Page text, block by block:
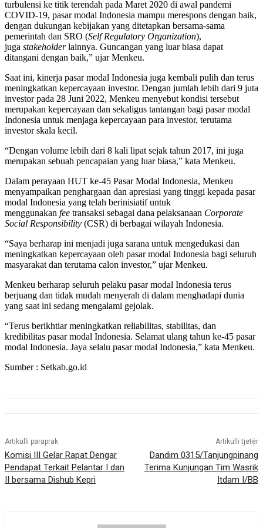
turbulensi ke titik terendah pada Maret 2020 di awal pandemi
COVID-19, pasar modal Indonesia mampu merespons dengan baik,
dengan dukungan kebijakan yang ditetapkan bersama-sama
pemerintah dan SRO (Self Regulatory Organization),
juga stakeholderlainnya. Guncangan yang luar biasa dapat
ditangani dengan baik,” ujar Menkeu.
Saat ini, kinerja pasar modal Indonesia juga kembali pulih dan terus
meningkatkan kepercayaan investor. Dengan jumlah lebih dari 9 juta
investor pada 28 Juni 2022, Menkeu menyebut kondisi tersebut
merupakan kepercayaan dan sekaligus tantangan bagi pasar modal
Indonesia untuk menjaga kepercayaan para investor, terutama
investor skala kecil.
“Dengan volume lebih dari 8 kali lipat sejak tahun 2017, ini juga
merupakan sebuah pencapaian yang luar biasa,” kata Menkeu.
Dalam perayaan HUT ke-45 Pasar Modal Indonesia, Menkeu
menyampaikan penghargaan dan apresiasi yang tinggi kepada pasar
modal Indonesia yang telah berinisiatif untuk
menggunakan fee transaksi sebagai dana pelaksanaan Corporate
Social Responsibility (CSR) di berbagai wilayah Indonesia.
“Saya berharap ini menjadi juga sarana untuk mengedukasi dan
meningkatkan kepercayaan oleh pasar modal Indonesia bagi seluruh
masyarakat dan terutama calon investor,” ujar Menkeu.
Menkeu berharap seluruh pelaku pasar modal Indonesia terus
berjuang dan tidak mudah menyerah di dalam menghadapi dunia
yang saat ini sedang mengalami gejolak.
“Terus berikhtiar meningkatkan reliabilitas, stabilitas, dan
kredibilitas pasar modal Indonesia. Selamat ulang tahun ke-45 pasar
modal Indonesia. Jaya selalu pasar modal Indonesia,” kata Menkeu.
Sumber : Setkab.go.id
Artikulli paraprak
Komisi III Gelar Rapat Dengar
Pendapat Terkait Pelantar I dan
II bersama Dishub Kepri
Artikulli tjetër
Dandim 0315/Tanjungpinang
Terima Kunjungan Tim Wasrik
Itdam I/BB